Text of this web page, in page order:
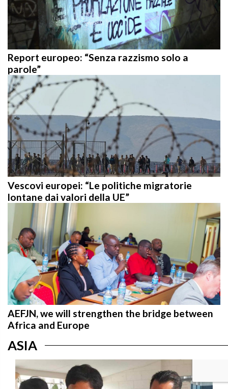
Report europeo: “Senza razzismo solo a
parole”
Vescovi europei: “Le politiche migratorie
lontane dai valori della UE”
AEFJN, we will strengthen the bridge between
Africa and Europe